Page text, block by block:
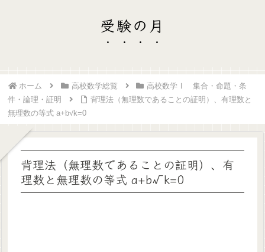
受験の月
ホーム 高校数学総覧
高校数学Ⅰ 集合・命題・条
件・論理・証明
背理法（無理数であることの証明）、有理数と
無理数の等式 a+b√k=0
背理法（無理数であることの証明）、有
理数と無理数の等式 a+b√k=0